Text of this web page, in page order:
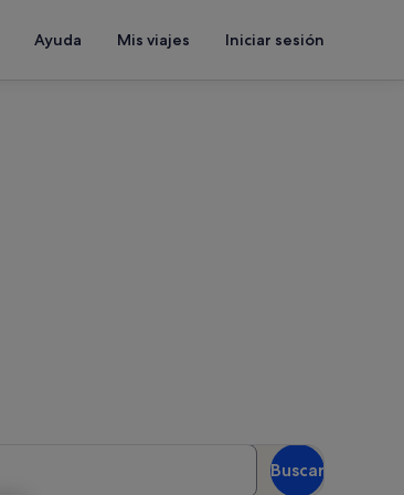
Ayuda Mis viajes Iniciar sesión
Buscar